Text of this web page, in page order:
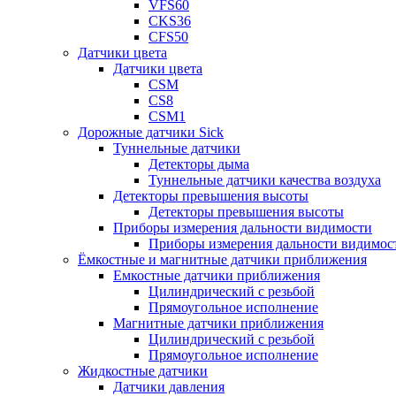
VFS60
CKS36
CFS50
Датчики цвета
Датчики цвета
CSM
CS8
CSM1
Дорожные датчики Sick
Туннельные датчики
Детекторы дыма
Туннельные датчики качества воздуха
Детекторы превышения высоты
Детекторы превышения высоты
Приборы измерения дальности видимости
Приборы измерения дальности
Ёмкостные и магнитные датчики приближения
Емкостные датчики приближения
Цилиндрический с резьбой
Прямоугольное исполнение
Магнитные датчики приближения
Цилиндрический с резьбой
Прямоугольное исполнение
Жидкостные датчики
Датчики давления